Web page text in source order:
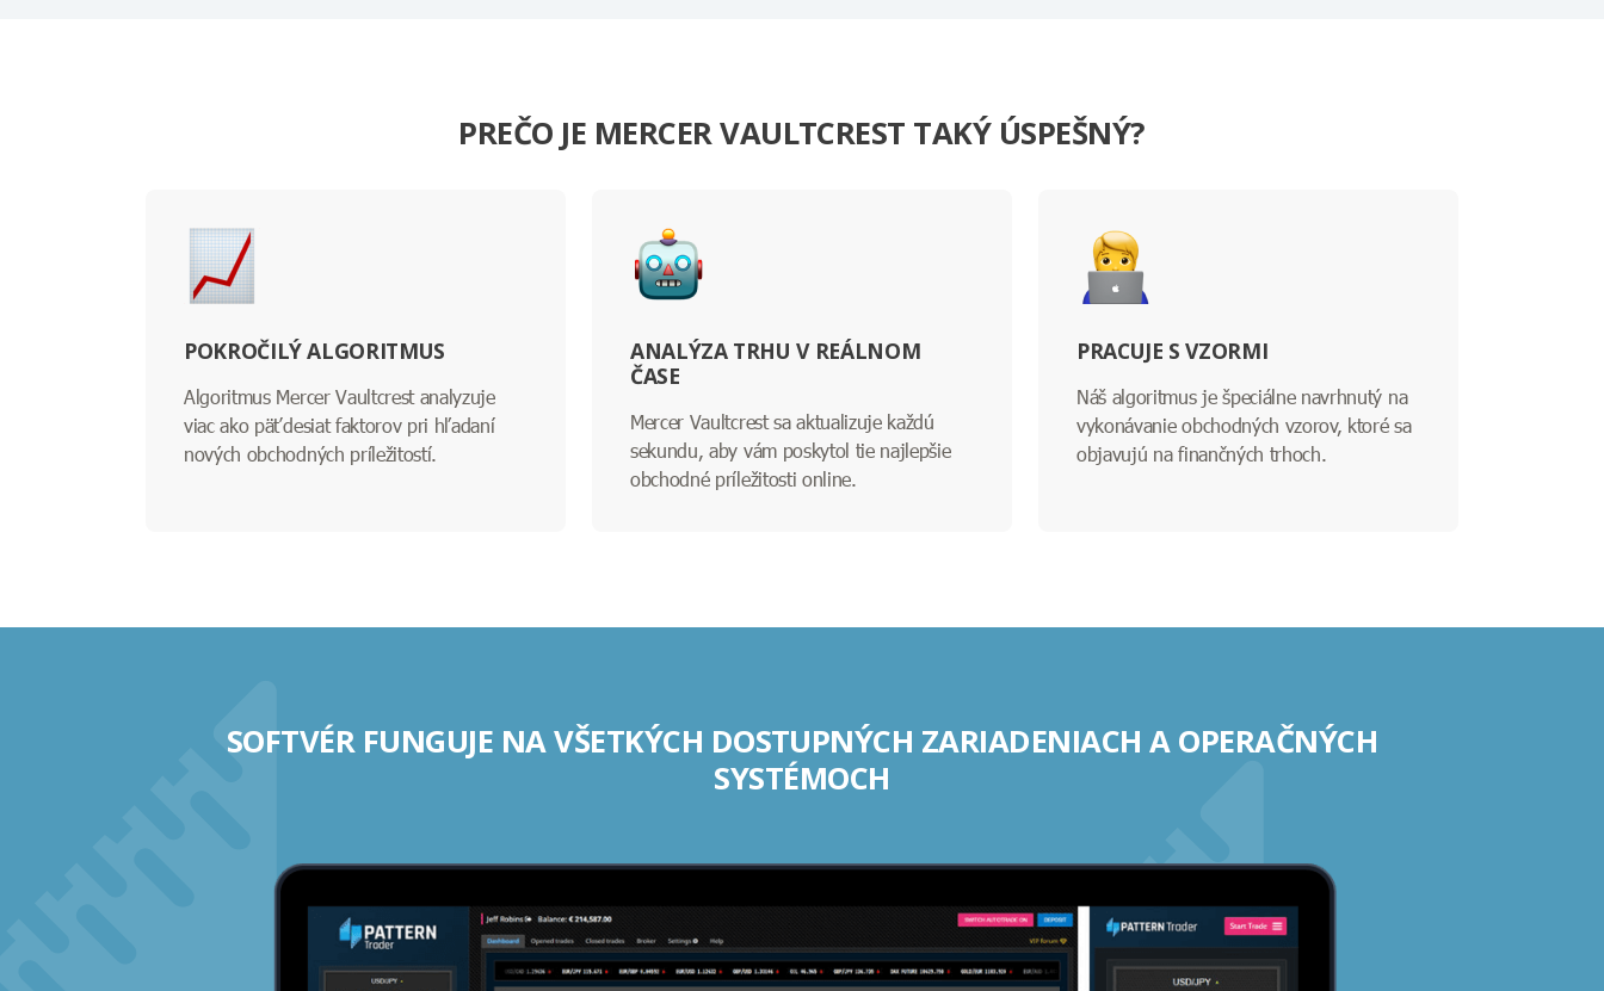
PREČO JE MERCER VAULTCREST TAKÝ ÚSPEŠNÝ?
POKROČILÝ ALGORITMUS
Algoritmus Mercer Vaultcrest analyzuje
viac ako päťdesiat faktorov pri hľadaní
nových obchodných príležitostí.
ANALÝZA TRHU V REÁLNOM
ČASE
Mercer Vaultcrest sa aktualizuje každú
sekundu, aby vám poskytol tie najlepšie
obchodné príležitosti online.
PRACUJE S VZORMI
Náš algoritmus je špeciálne navrhnutý na
vykonávanie obchodných vzorov, ktoré sa
objavujú na finančných trhoch.
SOFTVÉR FUNGUJE NA VŠETKÝCH DOSTUPNÝCH ZARIADENIACH A OPERAČNÝCH
SYSTÉMOCH